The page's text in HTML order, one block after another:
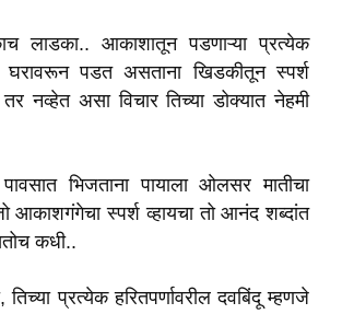
लाडका.. आकाशातून पडणाऱ्या प्रत्येक
घरावरून पडत असताना खिडकीतून स्पर्श
नव्हेत असा विचार तिच्या डोक्यात नेहमी
भिजताना पायाला ओलसर मातीचा
आकाशगंगेचा स्पर्श व्हायचा तो आनंद शब्दांत
कधी..
तिच्या प्रत्येक हरितपर्णावरील दवबिंदू म्हणजे